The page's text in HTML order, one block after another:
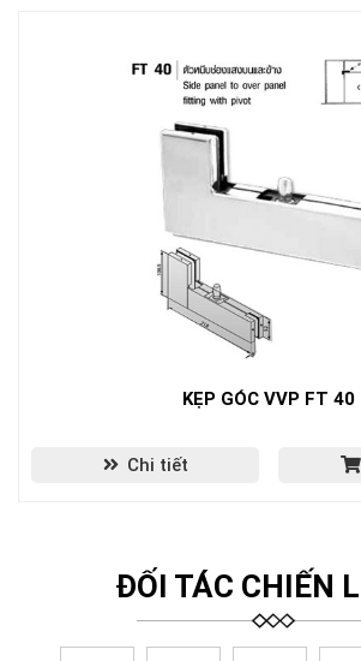
KẸP GÓC VVP FT 40
Chi tiết
ĐỐI TÁC CHIẾN